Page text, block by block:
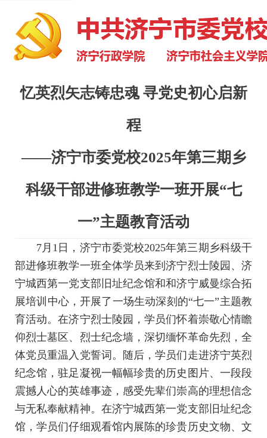
忆英烈矢志铸忠魂 寻党史初心启新
程
——济宁市委党校2025年第三期乡
科级干部进修班教学一班开展“七
一”主题教育活动
7月1日，济宁市委党校2025年第三期乡科级干
部进修班教学一班全体学员来到济宁烈士陵园、济
宁城西第一党支部旧址纪念馆和和济宁威曼综合拓
展培训中心，开展了一场生动深刻的“七一”主题教
育活动。在济宁烈士陵园，学员们怀着崇敬心情瞻
仰烈士墓区、烈士纪念墙，深切缅怀革命先烈，全
体党员重温入党誓词。随后，学员们走进济宁英烈
纪念馆，驻足凝视一幅幅珍贵的历史图片、一段段
震撼人心的英雄事迹，感受先辈们崇高的理想信念
与无私奉献精神。在济宁城西第一党支部旧址纪念
馆，学员们仔细观看馆内展陈的珍贵历史文物、文